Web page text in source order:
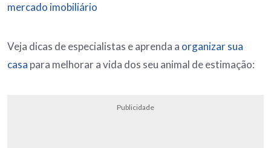
mercado imobiliário
Veja dicas de especialistas e aprenda a organizar sua
casa para melhorar a vida dos seu animal de estimação:
Publicidade